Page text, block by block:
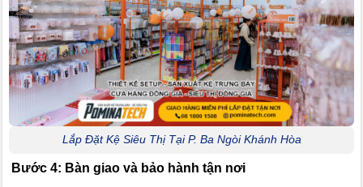
Lắp Đặt Kệ Siêu Thị Tại P. Ba Ngòi Khánh Hòa
Bước 4: Bàn giao và bảo hành tận nơi